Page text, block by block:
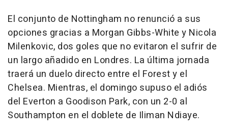
El conjunto de Nottingham no renunció a sus
opciones gracias a Morgan Gibbs-White y Nicola
Milenkovic, dos goles que no evitaron el sufrir de
un largo añadido en Londres. La última jornada
traerá un duelo directo entre el Forest y el
Chelsea. Mientras, el domingo supuso el adiós
del Everton a Goodison Park, con un 2-0 al
Southampton en el doblete de Iliman Ndiaye.